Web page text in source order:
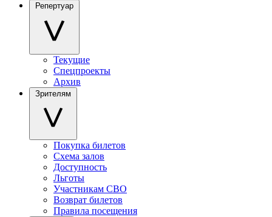
Репертуар
Текущие
Спецпроекты
Архив
Зрителям
Покупка билетов
Схема залов
Доступность
Льготы
Участникам СВО
Возврат билетов
Правила посещения